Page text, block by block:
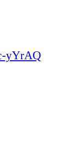
yYrAQ